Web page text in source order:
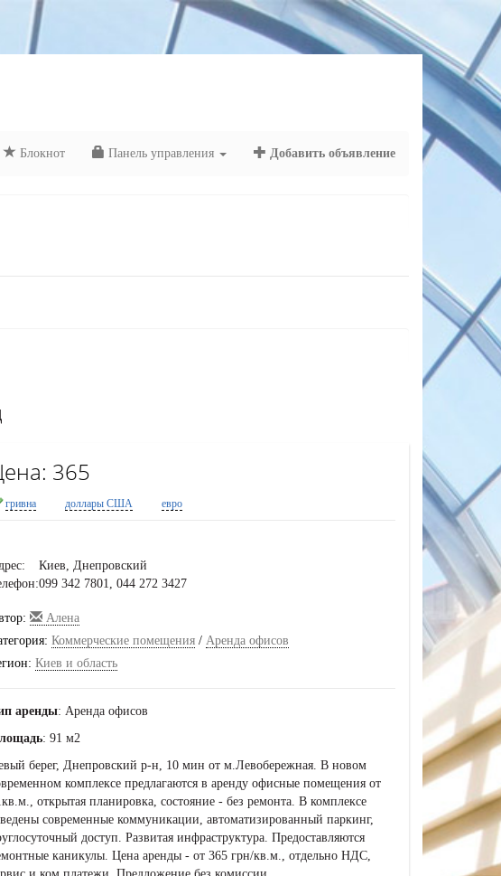
Блокнот Панель управления Добавить объявление
365
гривна доллары США евро
Киев, Днепровский
099 342 7801, 044 272 3427
Алена
Коммерческие помещения/ Аренда офисов
Киев и область
аренды: Аренда офисов
: 91 м2
берег, Днепровский р-н, 10 мин от м.Левобережная. В новом
комплексе предлагаются в аренду офисные помещения от
открытая планировка, состояние - без ремонта. В комплексе
современные коммуникации, автоматизированный паркинг,
доступ. Развитая инфраструктура. Предоставляются
каникулы. Цена аренды - от 365 грн/кв.м., отдельно НДС,